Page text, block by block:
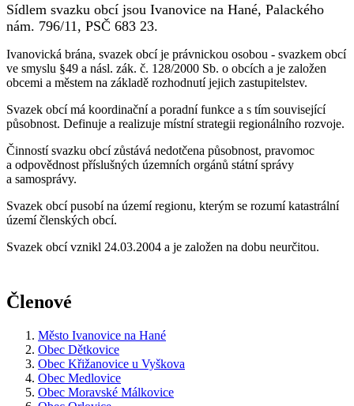
Sídlem svazku obcí jsou Ivanovice na Hané, Palackého
nám. 796/11, PSČ 683 23.
Ivanovická brána, svazek obcí je právnickou osobou - svazkem obcí
ve smyslu §49 a násl. zák. č. 128/2000 Sb. o obcích a je založen
obcemi a městem na základě rozhodnutí jejich zastupitelstev.
Svazek obcí má koordinační a poradní funkce a s tím související
působnost. Definuje a realizuje místní strategii regionálního rozvoje.
Činností svazku obcí zůstává nedotčena působnost, pravomoc
a odpovědnost příslušných územních orgánů státní správy
a samosprávy.
Svazek obcí pusobí na území regionu, kterým se rozumí katastrální
území členských obcí.
Svazek obcí vznikl 24.03.2004 a je založen na dobu neurčitou.
Členové
Město Ivanovice na Hané
Obec Dětkovice
Obec Křižanovice u Vyškova
Obec Medlovice
Obec Moravské Málkovice